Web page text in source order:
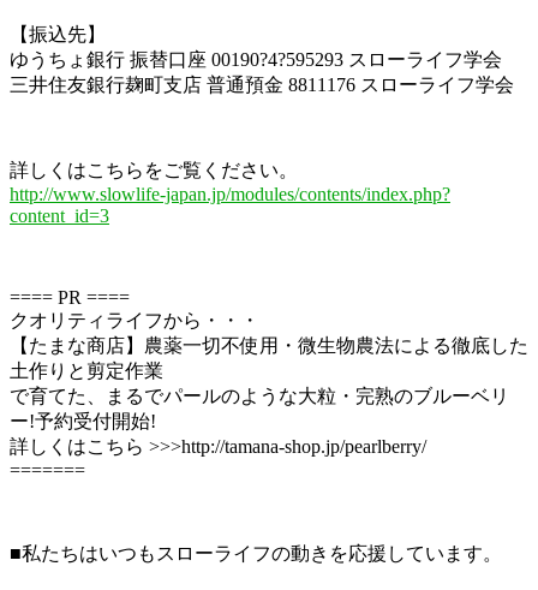
【振込先】
ゆうちょ銀行 振替口座 00190?4?595293 スローライフ学会
三井住友銀行麹町支店 普通預金 8811176 スローライフ学会
詳しくはこちらをご覧ください。
http://www.slowlife-japan.jp/modules/contents/index.php?
content_id=3
==== PR ====
クオリティライフから・・・
【たまな商店】農薬一切不使用・微生物農法による徹底した
土作りと剪定作業
で育てた、まるでパールのような大粒・完熟のブルーベリ
ー!予約受付開始!
詳しくはこちら >>>http://tamana-shop.jp/pearlberry/
=======
■私たちはいつもスローライフの動きを応援しています。